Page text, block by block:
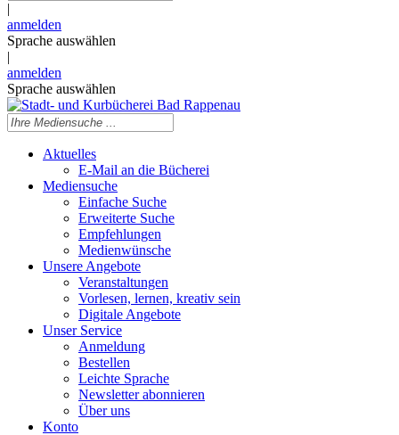
|
anmelden
Sprache auswählen
|
anmelden
Sprache auswählen
Aktuelles
E-Mail an die Bücherei
Mediensuche
Einfache Suche
Erweiterte Suche
Empfehlungen
Medienwünsche
Unsere Angebote
Veranstaltungen
Vorlesen, lernen, kreativ sein
Digitale Angebote
Unser Service
Anmeldung
Bestellen
Leichte Sprache
Newsletter abonnieren
Über uns
Konto